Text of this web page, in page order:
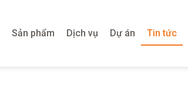
Sản phẩm Dịch vụ Dự án Tin tức